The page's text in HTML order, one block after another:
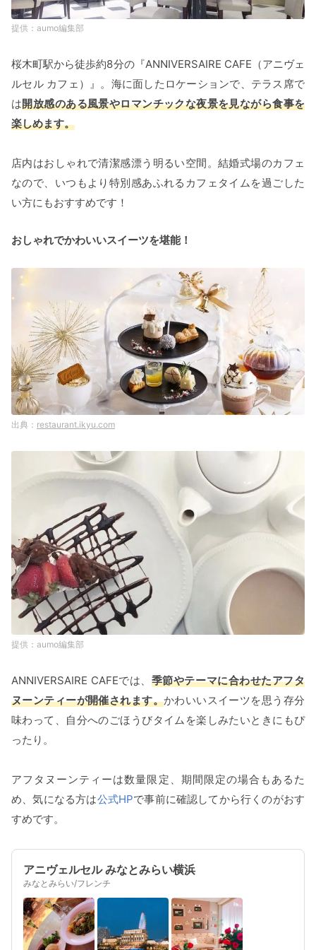
aumo編集部
桜木町駅から徒歩約8分の『ANNIVERSAIRE CAFE（アニヴェ
ルセル カフェ）』。海に面したロケーションで、テラス席で
は開放感のある風景やロマンチックな夜景を見ながら食事を
楽しめます。
店内はおしゃれで清潔感漂う明るい空間。結婚式場のカフェ
なので、いつもより特別感あふれるカフェタイムを過ごした
い方にもおすすめです！
おしゃれでかわいいスイーツを堪能！
restaurant.ikyu.com
aumo編集部
ANNIVERSAIRE CAFEでは、 季節やテーマに合わせたアフタ
ヌーンティーが開催されます。かわいいスイーツを思う存分
味わって、自分へのごほうびタイムを楽しみたいときにもぴ
ったり。
アフタヌーンティーは数量限定、期間限定の場合もあるた
め、気になる方は公式HPで事前に確認してから行くのがおす
すめです。
アニヴェルセル みなとみらい横浜
みなとみらい/フレンチ